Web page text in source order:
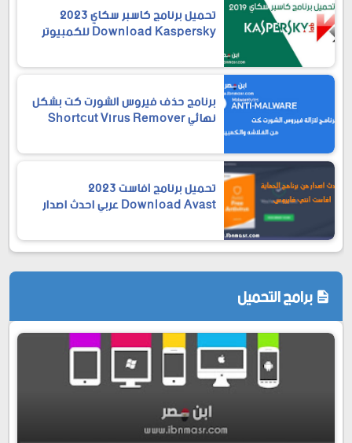
تحميل برنامج كاسبر سكاي 2023
Download Kaspersky للكمبيوتر
برنامج حذف فيروس الشورت كت بشكل
نهائي Shortcut Virus Remover
تحميل برنامج افاست 2023
Download Avast عربي احدث اصدار
برامج التحميل